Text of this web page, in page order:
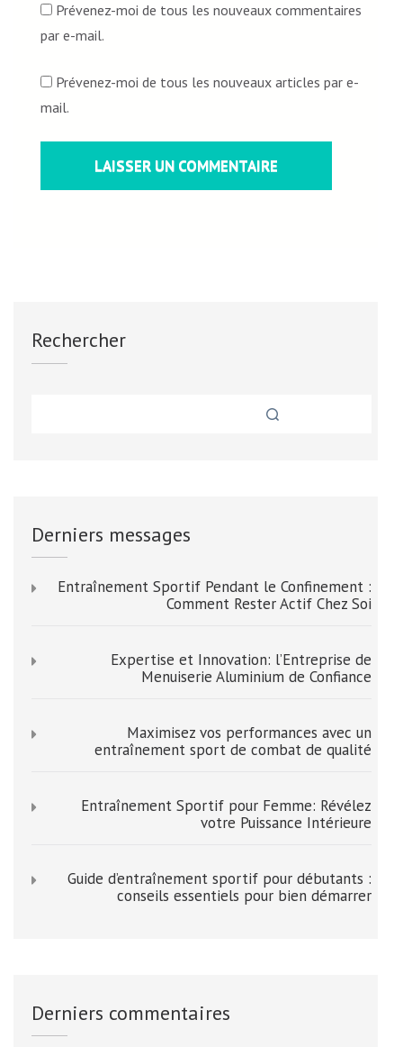
Prévenez-moi de tous les nouveaux commentaires
par e-mail.
Prévenez-moi de tous les nouveaux articles par e-
mail.
Rechercher
Derniers messages
Entraînement Sportif Pendant le Confinement :
Comment Rester Actif Chez Soi
Expertise et Innovation: l’Entreprise de
Menuiserie Aluminium de Confiance
Maximisez vos performances avec un
entraînement sport de combat de qualité
Entraînement Sportif pour Femme: Révélez
votre Puissance Intérieure
Guide d’entraînement sportif pour débutants :
conseils essentiels pour bien démarrer
Derniers commentaires